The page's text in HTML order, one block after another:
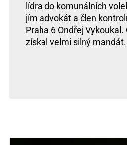
lídra do komunálních
jím advokát a člen
Praha 6 Ondřej Vykoukal.
získal velmi silný mandát.